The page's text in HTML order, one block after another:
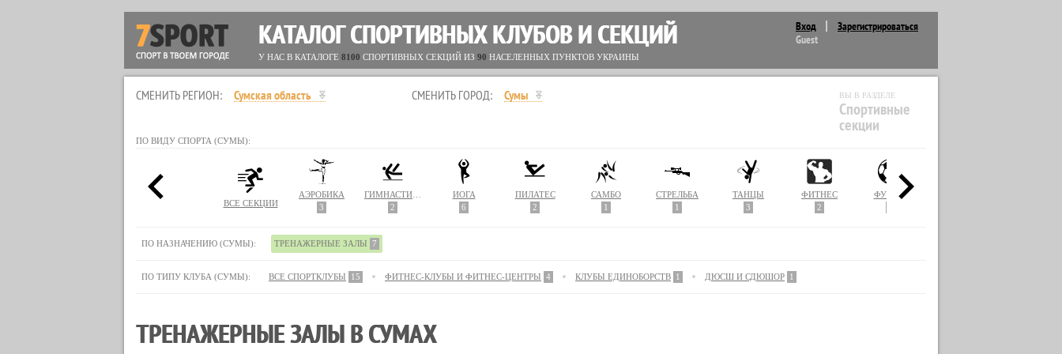
Вход
Зарегистрироваться
Guest
КАТАЛОГ СПОРТИВНЫХ КЛУБОВ И СЕКЦИЙ
У НАС В КАТАЛОГЕ 8100 СПОРТИВНЫХ СЕКЦИЙ ИЗ 90 НАСЕЛЕННЫХ ПУНКТОВ УКРАИНЫ
СМЕНИТЬ РЕГИОН: Сумская область СМЕНИТЬ ГОРОД: Сумы ВЫ В РАЗДЕЛЕ
Спортивные
секции
ПО ВИДУ СПОРТА (СУМЫ):
ВСЕ СЕКЦИИ
АЭРОБИКА
3
2
ЙОГА
6
ПИЛАТЕС
2
САМБО
1
СТРЕЛЬБА
1
ТАНЦЫ
3
ФИТНЕС
2
ФУТБОЛ
ПО НАЗНАЧЕНИЮ (СУМЫ): ТРЕНАЖЕРНЫЕ ЗАЛЫ 7
ПО ТИПУ КЛУБА (СУМЫ): ВСЕ СПОРТКЛУБЫ 15 ФИТНЕС-КЛУБЫ И ФИТНЕС-ЦЕНТРЫ 4 КЛУБЫ ЕДИНОБОРСТВ 1 ДЮСШ И СДЮШОР 1
ТРЕНАЖЕРНЫЕ ЗАЛЫ В СУМАХ